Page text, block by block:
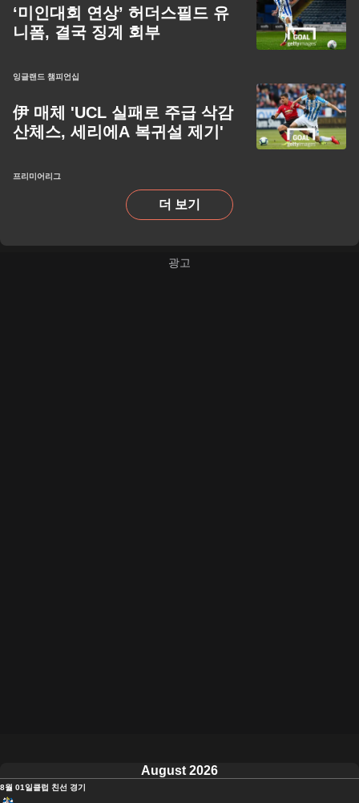
‘미인대회 연상’ 허더스필드 유
니폼, 결국 징계 회부
잉글랜드 챔피언십
伊 매체 'UCL 실패로 주급 삭감
산체스, 세리에A 복귀설 제기'
프리미어리그
더 보기
August 2026
8월 01일클럽 친선 경기